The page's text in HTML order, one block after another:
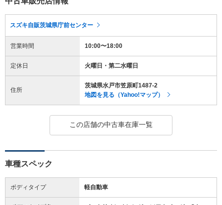
スズキ自販茨城県庁前センター
営業時間 10:00〜18:00
定休日 火曜日・第二水曜日
住所
茨城県水戸市笠原町1487-2
地図を見る（Yahoo!マップ）
この店舗の中古車在庫一覧
車種スペック
ボディタイプ 軽自動車